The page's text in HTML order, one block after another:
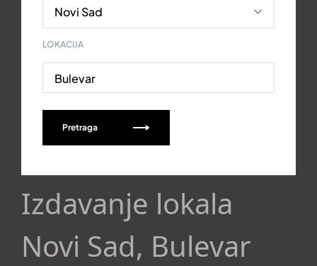
LOKACIJA
Bulevar
Pretraga
Izdavanje lokala
Novi Sad, Bulevar